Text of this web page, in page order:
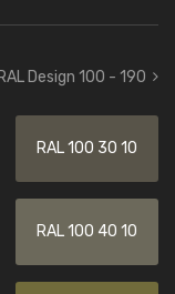
Design 100 - 190
RAL 100 30 10
RAL 100 40 10